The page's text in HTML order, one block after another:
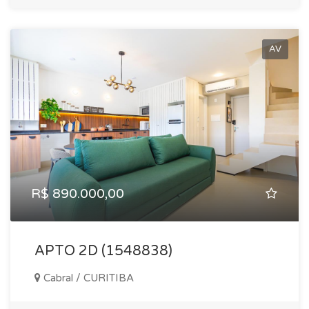
AV
R$ 890.000,00
APTO 2D (1548838)
Cabral / CURITIBA